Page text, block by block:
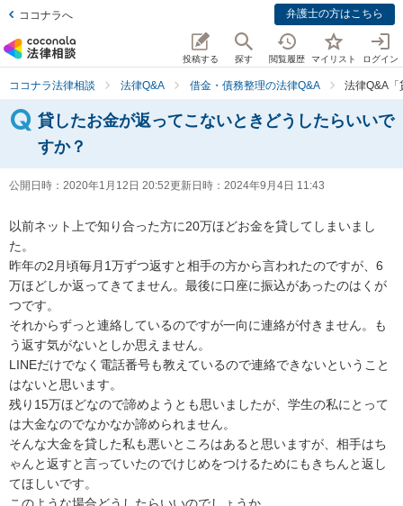
ココナラへ 弁護士の方はこちら
投稿する 探す 閲覧履歴 マイリスト ログイン
ココナラ法律相談 法律Q&A 借金・債務整理の法律Q&A 法律Q&A
貸したお金が返ってこないときどうしたらいいで
すか？
公開日時： 2020年1月12日 20:52更新日時： 2024年9月4日 11:43
以前ネット上で知り合った方に20万ほどお金を貸してしまいまし
た。
昨年の2月頃毎月1万ずつ返すと相手の方から言われたのですが、6
万ほどしか返ってきてません。最後に口座に振込があったのはくが
つです。
それからずっと連絡しているのですが一向に連絡が付きません。も
う返す気がないとしか思えません。
LINEだけでなく電話番号も教えているので連絡できないということ
はないと思います。
残り15万ほどなので諦めようとも思いましたが、学生の私にとって
は大金なのでなかなか諦められません。
そんな大金を貸した私も悪いところはあると思いますが、相手はち
ゃんと返すと言っていたのでけじめをつけるためにもきちんと返し
てほしいです。